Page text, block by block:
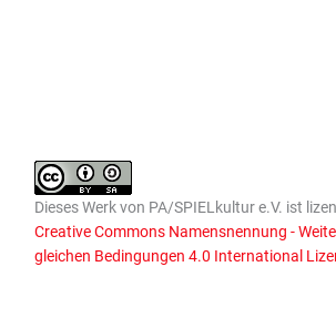
DiesesWerkvon PA/SPIELkultur e.V. ist
Creative Commons Namensnennung -
gleichen Bedingungen 4.0 International